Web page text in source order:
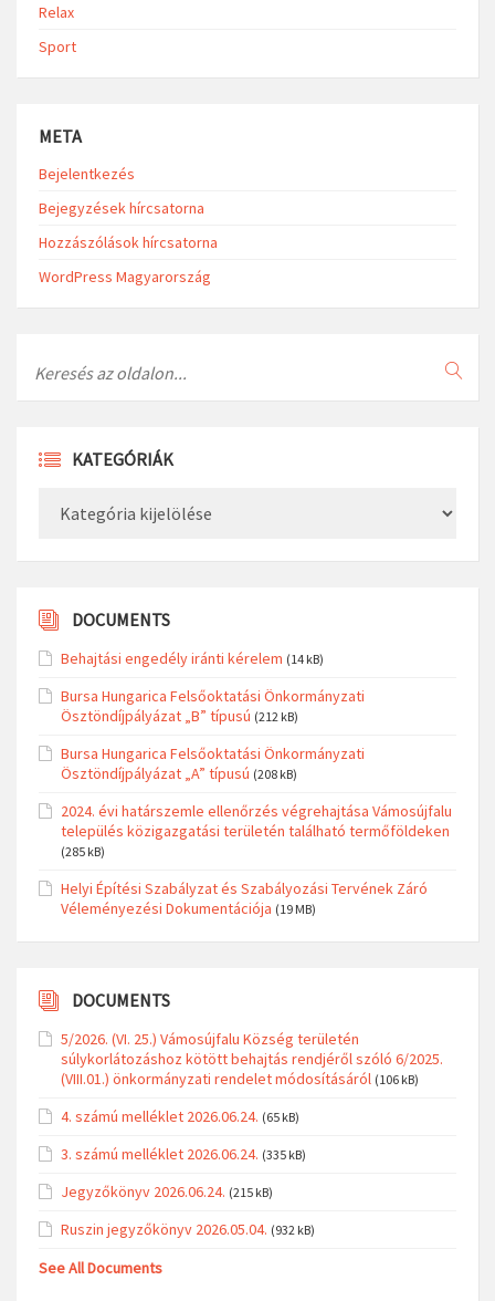
Relax
Sport
META
Bejelentkezés
Bejegyzések hírcsatorna
Hozzászólások hírcsatorna
WordPress Magyarország
KATEGÓRIÁK
DOCUMENTS
Behajtási engedély iránti kérelem (14 kB)
Bursa Hungarica Felsőoktatási Önkormányzati
Ösztöndíjpályázat „B” típusú (212 kB)
Bursa Hungarica Felsőoktatási Önkormányzati
Ösztöndíjpályázat „A” típusú (208 kB)
2024. évi határszemle ellenőrzés végrehajtása Vámosújfalu
település közigazgatási területén található termőföldeken
(285 kB)
Helyi Építési Szabályzat és Szabályozási Tervének Záró
Véleményezési Dokumentációja (19 MB)
DOCUMENTS
5/2026. (VI. 25.) Vámosújfalu Község területén
súlykorlátozáshoz kötött behajtás rendjéről szóló 6/2025.
(VIII.01.) önkormányzati rendelet módosításáról (106 kB)
4. számú melléklet 2026.06.24. (65 kB)
3. számú melléklet 2026.06.24. (335 kB)
Jegyzőkönyv 2026.06.24. (215 kB)
Ruszin jegyzőkönyv 2026.05.04. (932 kB)
See All Documents